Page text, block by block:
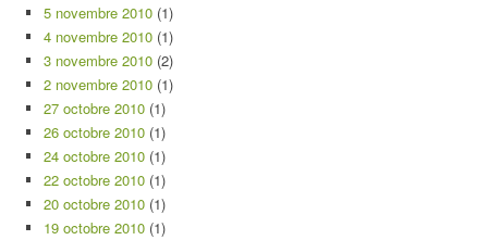
5 novembre 2010 (1)
4 novembre 2010 (1)
3 novembre 2010 (2)
2 novembre 2010 (1)
27 octobre 2010 (1)
26 octobre 2010 (1)
24 octobre 2010 (1)
22 octobre 2010 (1)
20 octobre 2010 (1)
19 octobre 2010 (1)